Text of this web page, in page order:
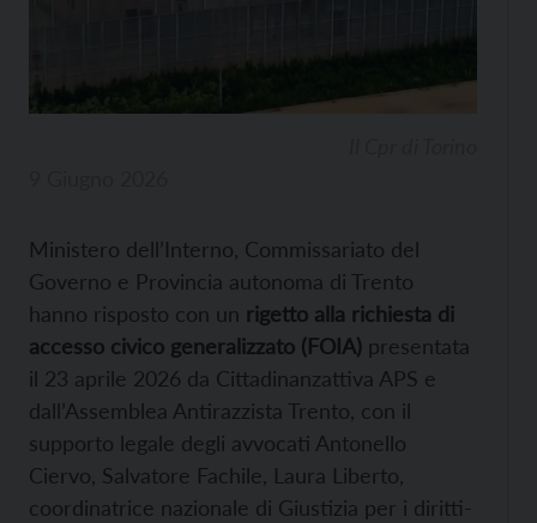
Ministero dell’Interno, Commissariato del
Governo e Provincia autonoma di Trento
hanno risposto con un rigetto alla richiesta di
accesso civico generalizzato (FOIA) presentata
il 23 aprile 2026 da Cittadinanzattiva APS e
dall’Assemblea Antirazzista Trento, con il
supporto legale degli avvocati Antonello
Ciervo, Salvatore Fachile, Laura Liberto,
coordinatrice nazionale di Giustizia per i diritti-